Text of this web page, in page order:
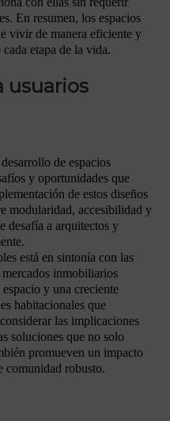
En resumen, los espacios
vivir de manera eficiente y
etapa de la vida.
usuarios
de espacios
y oportunidades que
de estos diseños
modularidad, accesibilidad y
desafía a arquitectos y
está en sintonía con las
mercados inmobiliarios
y una creciente
habitacionales que
las implicaciones
soluciones que no solo
promueven un impacto
comunidad robusto.